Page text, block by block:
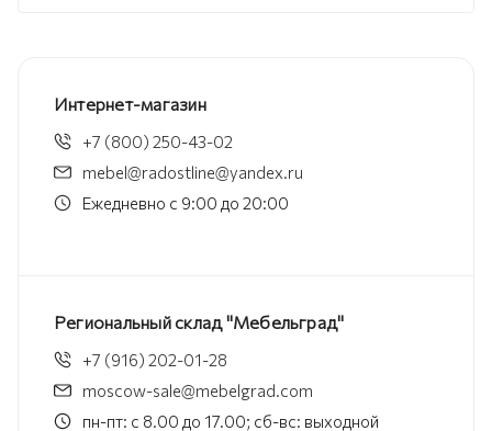
Интернет-магазин
+7 (800) 250-43-02
mebel@radostline@yandex.ru
Ежедневно с 9:00 до 20:00
Региональный склад "Мебельград"
+7 (916) 202-01-28
moscow-sale@mebelgrad.com
пн-пт: с 8.00 до 17.00; сб-вс: выходной